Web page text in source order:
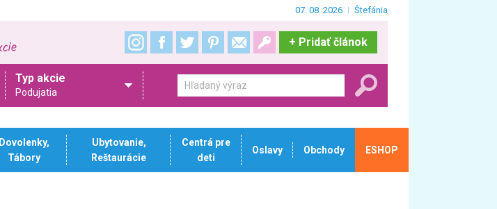
07. 08. 2026 Štefánia
+ Pridať článok
Typ akcie
Podujatia
Dovolenky,
Tábory
Ubytovanie,
Reštaurácie
Centrá pre
deti
Oslavy Obchody ESHOP